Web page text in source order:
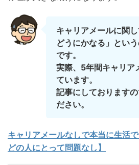
キャリアメールに関
どうにかなる」とい
です。
実際、5年間キャリア
ています。
記事にしております
ださい。
キャリアメールなしで本当に生活
どの人にとって問題なし】